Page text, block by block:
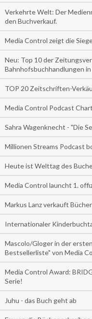
Verkehrte Welt: Der
den Buchverkauf.
Media Control zeigt die
Neu: Top 10 der
Bahnhofsbuchhandlungen
TOP 20 Zeitschriften-
Media Control Podcast
Sahra Wagenknecht - "Die
Millionen Streams Podcast
Heute ist Welttag des
Media Control launcht 1.
Markus Lanz verkauft Bücher
Internationaler
Mascolo/Gloger in der
Bestsellerliste" von Media
Media Control Award:
Serie!
Juhu - das Buch geht ab